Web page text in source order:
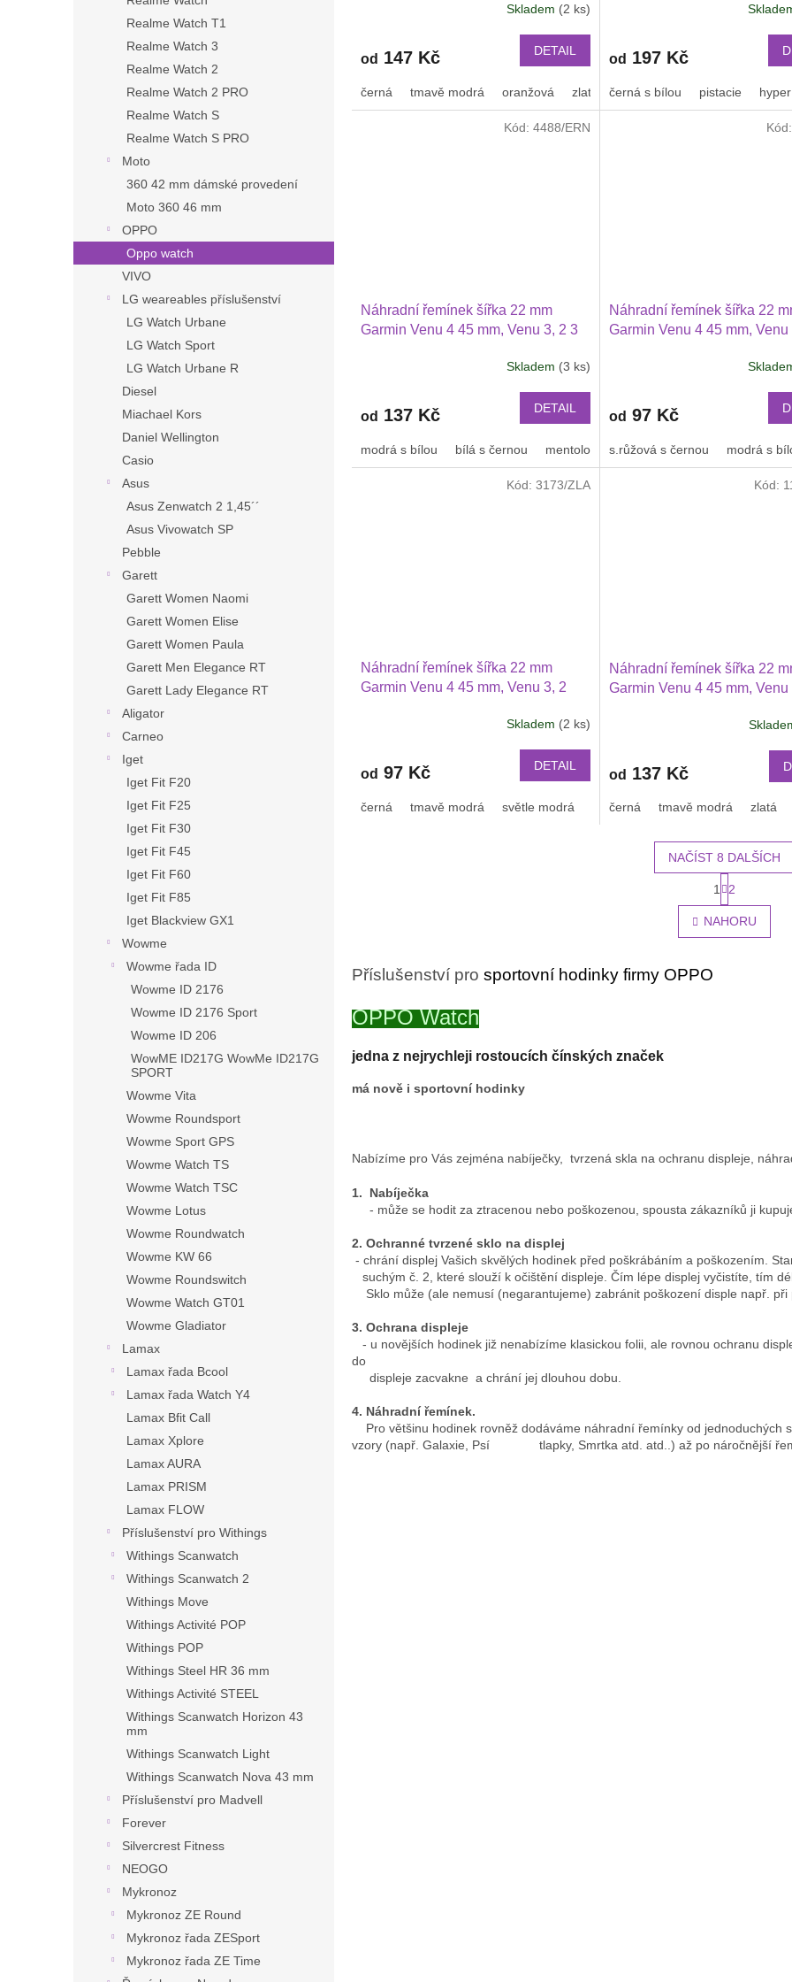
Realme Watch T1
Realme Watch 3
Realme Watch 2
Realme Watch 2 PRO
Realme Watch S
Realme Watch S PRO
Moto
360 42 mm dámské provedení
Moto 360 46 mm
OPPO
Oppo watch
VIVO
LG weareables příslušenství
LG Watch Urbane
LG Watch Sport
LG Watch Urbane R
Diesel
Miachael Kors
Daniel Wellington
Casio
Asus
Asus Zenwatch 2 1,45´´
Asus Vivowatch SP
Pebble
Garett
Garett Women Naomi
Garett Women Elise
Garett Women Paula
Garett Men Elegance RT
Garett Lady Elegance RT
Aligator
Carneo
Iget
Iget Fit F20
Iget Fit F25
Iget Fit F30
Iget Fit F45
Iget Fit F60
Iget Fit F85
Iget Blackview GX1
Wowme
Wowme řada ID
Wowme ID 2176
Wowme ID 2176 Sport
Wowme ID 206
WowME ID217G WowMe ID217G
SPORT
Wowme Vita
Wowme Roundsport
Wowme Sport GPS
Wowme Watch TS
Wowme Watch TSC
Wowme Lotus
Wowme Roundwatch
Wowme KW 66
Wowme Roundswitch
Wowme Watch GT01
Wowme Gladiator
Lamax
Lamax řada Bcool
Lamax řada Watch Y4
Lamax Bfit Call
Lamax Xplore
Lamax AURA
Lamax PRISM
Lamax FLOW
Příslušenství pro Withings
Withings Scanwatch
Withings Scanwatch 2
Withings Move
Withings Activité POP
Withings POP
Withings Steel HR 36 mm
Withings Activité STEEL
Withings Scanwatch Horizon 43
mm
Withings Scanwatch Light
Withings Scanwatch Nova 43 mm
Příslušenství pro Madvell
Forever
Silvercrest Fitness
NEOGO
Mykronoz
Mykronoz ZE Round
Mykronoz řada ZESport
Mykronoz řada ZE Time
PRO Xiaomi GTR 47 mm a další
Skladem (2 ks)
od 147 Kč DETAIL
černá tmavě modrá oranžová zlatá oranžová s černým proužkem
PRO Xiaomi GTR 47 mm a
je
z
5
od 197 Kč
černá s bílou pistacie
Náhradní řemínek šířka 22 mm
Garmin Venu 4 45 mm, Venu 3, 2 3
GTR 47 mm a další 2214Skladem (3 ks)
od 137 Kč DETAIL
modrá s bílou bílá s černou mentolová s modrou
Kód: 4488/ERN
Náhradní řemínek šířka 22
Garmin Venu 4 45 mm, Venu
PRO, GT 4 PRO Xiaomi
je
z
5
od 97 Kč
s.růžová s černou modrá s
Náhradní řemínek šířka 22 mm
Garmin Venu 4 45 mm, Venu 3, 2
Xiaomi GTR 47 mm a další s
podvlékací přezkou v barvě řemínku
2202
Skladem (2 ks)
od 97 Kč DETAIL
černá tmavě modrá světle modrá světle růžová bílá oranžová
Kód: 3173/ZLA
Náhradní řemínek šířka 22
Garmin Venu 4 45 mm, Venu
42 PRO Xiaomi GTR 47 mm
řemínku 2203
od 137 Kč
černá tmavě modrá zlatá
Kód:
O
v
i
NAČÍST 8 DALŠÍCH
t
r
á
n
1 2
NAHORU
Příslušenství pro sportovní hodinky firmy OPPO
OPPO Watch
jedna z nejrychleji rostoucích čínských značek
má nově i sportovní hodinky
Nabízíme pro Vás zejména nabíječky, tvrzená skla na ochranu displeje,
1. Nabíječka
- může se hodit za ztracenou nebo poškozenou, spousta zákazníků ji
2. Ochranné tvrzené sklo na displej
- chrání displej Vašich skvělých hodinek před poškrábáním a poškozením.
suchým č. 2, které slouží k očištění displeje. Čím lépe displej vyčistíte, tím
Sklo může (ale nemusí (negarantujeme) zabránit poškození disple např. při
3. Ochrana displeje
- u novějších hodinek již nenabízíme klasickou folii, ale rovnou ochranu
do
displeje zacvakne a chrání jej dlouhou dobu.
4. Náhradní řemínek.
Pro většinu hodinek rovněž dodáváme náhradní řemínky od jednoduchých
vzory (např. Galaxie, Psí tlapky, Smrtka atd. atd..) až po náročnější